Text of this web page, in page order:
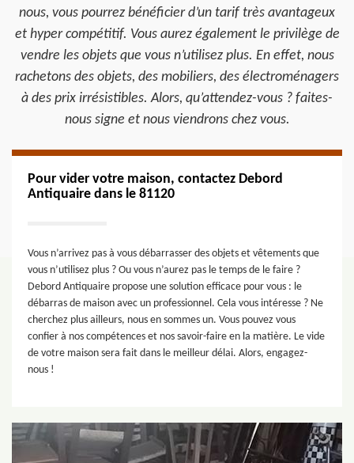
nous, vous pourrez bénéficier d’un tarif très avantageux
et hyper compétitif. Vous aurez également le privilège de
vendre les objets que vous n’utilisez plus. En effet, nous
rachetons des objets, des mobiliers, des électroménagers
à des prix irrésistibles. Alors, qu’attendez-vous ? faites-
nous signe et nous viendrons chez vous.
Pour vider votre maison, contactez Debord
Antiquaire dans le 81120
Vous n’arrivez pas à vous débarrasser des objets et vêtements que
vous n’utilisez plus ? Ou vous n’aurez pas le temps de le faire ?
Debord Antiquaire propose une solution efficace pour vous : le
débarras de maison avec un professionnel. Cela vous intéresse ? Ne
cherchez plus ailleurs, nous en sommes un. Vous pouvez vous
confier à nos compétences et nos savoir-faire en la matière. Le vide
de votre maison sera fait dans le meilleur délai. Alors, engagez-
nous !